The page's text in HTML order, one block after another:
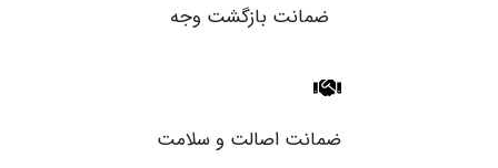
ضمانت بازگشت وجه
ضمانت اصالت و سلامت